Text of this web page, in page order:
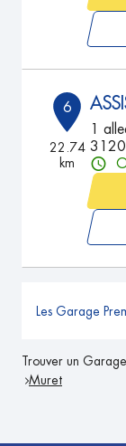
6
22.74
km
1
Les Garage
Trouver un
Muret